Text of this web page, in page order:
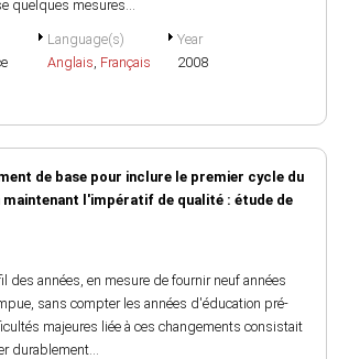
quelques mesures...
Language(s)
Anglais, Français
Year
2008
de base pour inclure le premier cycle du
l'impératif de qualité : étude de
des années, en mesure de fournir neuf années
sans compter les années d'éducation pré-
majeures liée à ces changements consistait
durablement...